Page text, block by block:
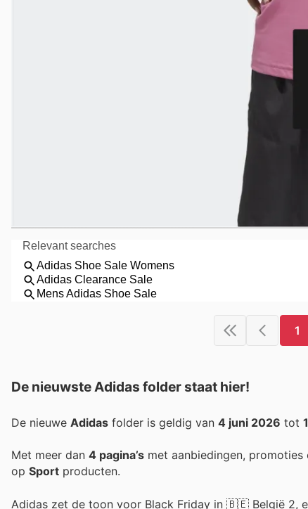
1
De nieuwste Adidas folder staat hier!
De nieuwe Adidas folder is geldig van 4 juni 2026 tot
Met meer dan 4 pagina’s met aanbiedingen,
op Sport producten.
Adidas zet de toon voor Black Friday in 🇧🇪 België 2,